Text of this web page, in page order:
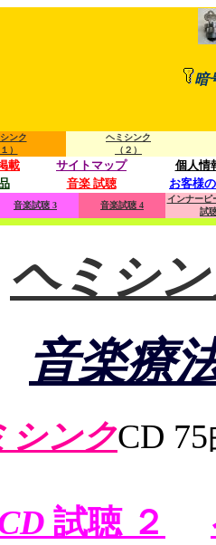
暗
ンク
）
ヘミシンク
（２）
載 サイトマップ
個人情
音楽 試聴 お客様
音楽試聴 3 音楽試聴 4
インナーピ
試
ヘミシ
音楽療
シンクCD
試聴 ２